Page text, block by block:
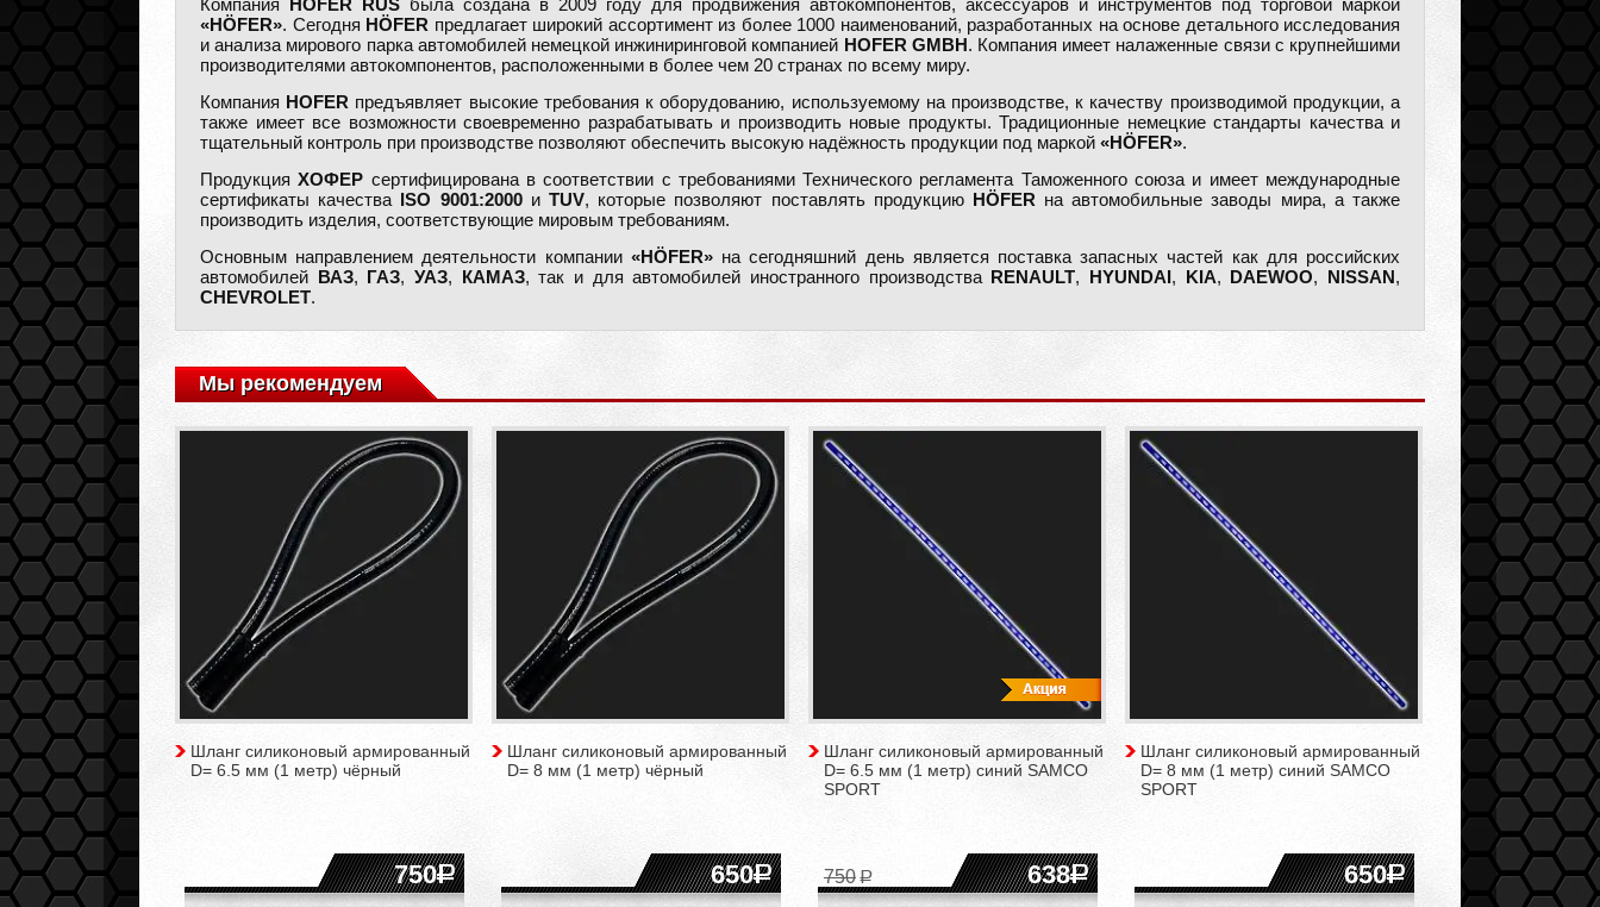
Компания HÖFER RUS была создана в 2009 году для продвижения автокомпонентов, аксессуаров и инструментов под торговой маркой
«HÖFER». Сегодня HÖFER предлагает широкий ассортимент из более 1000 наименований, разработанных на основе детального исследования
и анализа мирового парка автомобилей немецкой инжиниринговой компанией HOFER GMBH . Компания имеет налаженные связи с крупнейшими
производителями автокомпонентов, расположенными в более чем 20 странах по всему миру.
Компания HOFER предъявляет высокие требования к оборудованию, используемому на производстве, к качеству производимой продукции, а
также имеет все возможности своевременно разрабатывать и производить новые продукты. Традиционные немецкие стандарты качества и
тщательный контроль при производстве позволяют обеспечить высокую надёжность продукции под маркой «HÖFER».
ПродукцияХОФЕР сертифицирована в соответствии с требованиями Технического регламента Таможенного союза и имеет международные
сертификаты качества
ISO 9001:2000и TUV, которые позволяют поставлять продукцию HÖFER на автомобильные заводы мира, а также
производить изделия, соответствующие мировым требованиям.
Основным направлением деятельности компании «HÖFER»на сегодняшний день является поставка запасных частей как для российских
автомобилей
ВАЗ, ГАЗ,УАЗ, КАМАЗ, так и для автомобилей иностранного производства RENAULT, HYUNDAI , KIA, DAEWOO, NISSAN ,
CHEVROLET.
Мы рекомендуем
Шланг силиконовый армированный
D= 6.5 мм (1 метр) чёрный
750
Шланг силиконовый армированный
D= 8 мм (1 метр) чёрный
650
Шланг силиконовый армированный
D= 6.5 мм (1 метр) синий SAMCO
SPORT
638
750
Шланг силиконовый армированный
D= 8 мм (1 метр) синий SAMCO
SPORT
650